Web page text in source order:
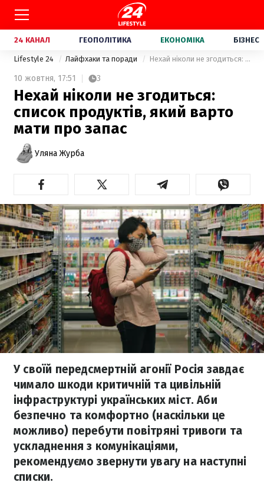
24 КАНАЛ ГЕОПОЛІТИКА ЕКОНОМІКА БІЗНЕС
Lifestyle 24 Лайфхаки та поради Нехай ніколи не згодиться: список продуктів, який варто мати про запас
10 жовтня, 17:51 3
Нехай ніколи не згодиться:
список продуктів, який варто
мати про запас
Уляна Журба
У своїй передсмертній агонії Росія завдає
чимало шкоди критичній та цивільній
інфраструктурі українських міст. Аби
безпечно та комфортно (наскільки це
можливо) перебути повітряні тривоги та
ускладнення з комунікаціями,
рекомендуємо звернути увагу на наступні
списки.